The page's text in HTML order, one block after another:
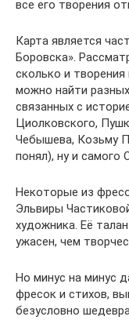
все его творения
Карта является
Боровска».
сколько и
можно найти
связанных с
Циолковского,
Чебышева, Козьму
понял), ну и самого
Некоторые из
Эльвиры
художника. Её
ужасен, чем
Но минус на минус
фресок и стихов,
безусловно